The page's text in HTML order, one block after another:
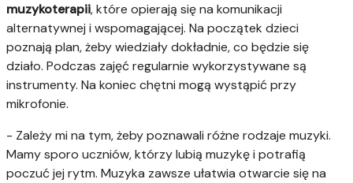
muzykoterapii, które opierają się na komunikacji
alternatywnej i wspomagającej. Na początek dzieci
poznają plan, żeby wiedziały dokładnie, co będzie się
działo. Podczas zajęć regularnie wykorzystywane są
instrumenty. Na koniec chętni mogą wystąpić przy
mikrofonie.
- Zależy mi na tym, żeby poznawali różne rodzaje muzyki.
Mamy sporo uczniów, którzy lubią muzykę i potrafią
poczuć jej rytm. Muzyka zawsze ułatwia otwarcie się na